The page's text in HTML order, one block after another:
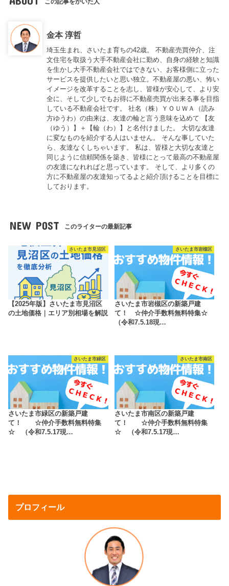
この記事をかいた人
金本 淳哲
埼玉生まれ、さいたま育ちの42歳。 不動産売買仲介、注
文住宅を取扱う大手不動産会社に勤め、自身の経験と知識
を生かし大手不動産会社ではできない、お客様側に立った
サービスを提供したいと思い独立。不動産屋の悪い、怖い
イメージを改革することを志し、皆様が安心して、より安
全に、そして少しでもお得に不動産売買が出来る事を目指
している不動産会社です。 社名（株）ＹＯＵＷＡ（読み
方ゆうわ）の由来は、友達の輪と言う意味を込めて 【友
（ゆう）】＋【輪（わ）】と名付けました。 大切な友達
に変なものを紹介する人はいません。 そんな事していた
ら、友達なくしちゃいます。 私は、皆様と大切な友達と
同じように信頼関係を築き、皆様にとって最高の不動産屋
の友達になれればと思っています。 そして、より多くの
方に不動産屋の友達知ってるよと紹介頂けることを目標に
しております。
NEW POST このライターの最新記事
さいたま市見沼区
【2025年版】さいたま市見沼区
の土地価格｜エリア別相場を解説
さいたま市岩槻区
さいたま市岩槻区の新築戸建
て！ ☆仲介手数料無料特集☆
（令和7.5.18現…
さいたま市緑区
さいたま市緑区の新築戸建
て！ ☆仲介手数料無料特集
☆ （令和7.5.17現…
さいたま市南区
さいたま市南区の新築戸建
て！ ☆仲介手数料無料特集
☆ （令和7.5.17現…
プロフィール